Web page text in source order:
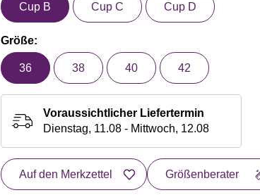
Cup B Cup C Cup D
Größe:
36 38 40 42
Voraussichtlicher Liefertermin
Dienstag, 11.08 - Mittwoch, 12.08
Auf den Merkzettel Größenberater